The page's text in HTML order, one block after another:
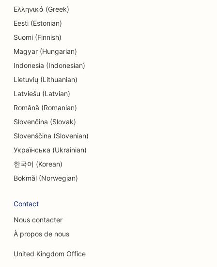
Référencement pour les services d'éducation et
de garde d'enfants
SEO pour les magasins de beignets
SEO pour les électriciens
SEO pour les nettoyeurs à sec
SEO pour les bureaux d'études
SEO pour les endodontistes
SEO pour les salles d'évasion
SEO pour les restaurants de la ferme à la table
SEO pour les services de lifting
SEO pour les restaurants familiaux
Ελληνικά (Greek)
Eesti (Estonian)
Suomi (Finnish)
Magyar (Hungarian)
Indonesia (Indonesian)
Lietuvių (Lithuanian)
Latviešu (Latvian)
Română (Romanian)
Slovenčina (Slovak)
Slovenščina (Slovenian)
Українська (Ukrainian)
한국어 (Korean)
Bokmål (Norwegian)
Contact
Nous contacter
À propos de nous
United Kingdom Office